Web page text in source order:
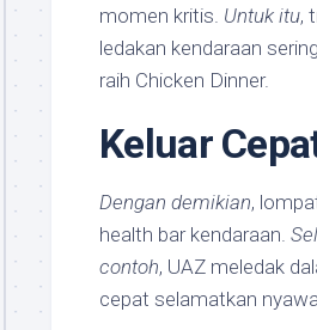
momen kritis. Untuk itu,
ledakan kendaraan
raih Chicken Dinner.
Keluar
Dengan demikian,
health bar kendaraan.
contoh, UAZ meledak
cepat selamatkan